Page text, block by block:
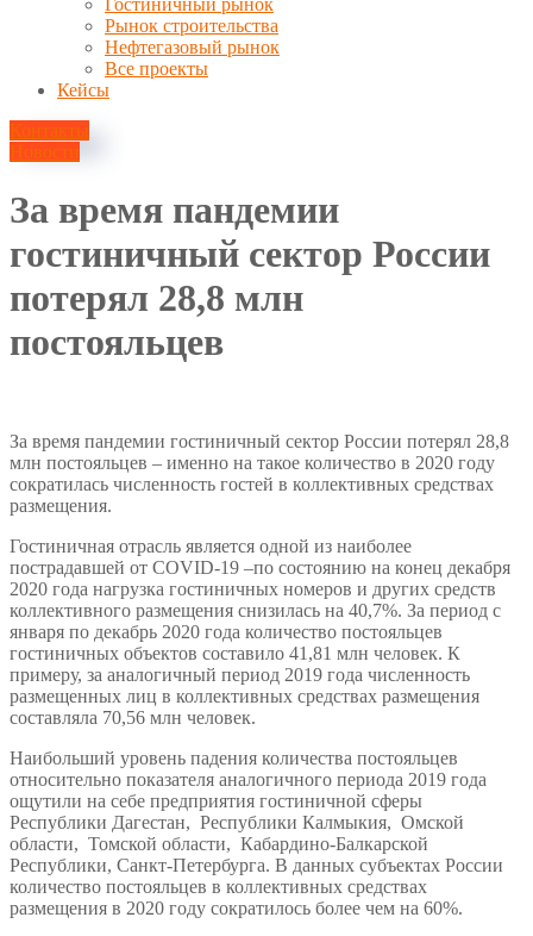
Гостиничный рынок
Рынок строительства
Нефтегазовый рынок
Все проекты
Кейсы
Контакты
Новости
За время пандемии
гостиничный сектор России
потерял 28,8 млн
постояльцев
За время пандемии гостиничный сектор России потерял 28,8
млн постояльцев – именно на такое количество в 2020 году
сократилась численность гостей в коллективных средствах
размещения.
Гостиничная отрасль является одной из наиболее
пострадавшей от COVID-19 –по состоянию на конец декабря
2020 года нагрузка гостиничных номеров и других средств
коллективного размещения снизилась на 40,7%. За период с
января по декабрь 2020 года количество постояльцев
гостиничных объектов составило 41,81 млн человек. К
примеру, за аналогичный период 2019 года численность
размещенных лиц в коллективных средствах размещения
составляла 70,56 млн человек.
Наибольший уровень падения количества постояльцев
относительно показателя аналогичного периода 2019 года
ощутили на себе предприятия гостиничной сферы
Республики Дагестан, Республики Калмыкия, Омской
области, Томской области, Кабардино-Балкарской
Республики, Санкт-Петербурга. В данных субъектах России
количество постояльцев в коллективных средствах
размещения в 2020 году сократилось более чем на 60%.